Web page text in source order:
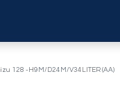
128 -H9M/D24M/V34LITER (AA)